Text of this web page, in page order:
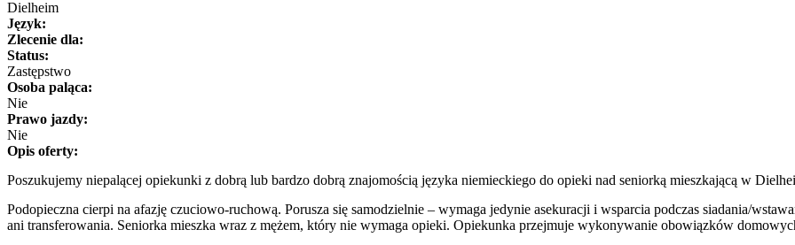
Dielheim
Język:
Zlecenie dla:
Status:
Zastępstwo
Osoba paląca:
Nie
Prawo jazdy:
Nie
Opis oferty:
Poszukujemy niepalącej opiekunki z dobrą lub bardzo dobrą znajomością języka niemieckiego do opieki nad seniorką mieszkającą w
Podopieczna cierpi na afazję czuciowo-ruchową. Porusza się samodzielnie – wymaga jedynie asekuracji i wsparcia podczas siadania/
ani transferowania. Seniorka mieszka wraz z mężem, który nie wymaga opieki. Opiekunka przejmuje wykonywanie obowiązków